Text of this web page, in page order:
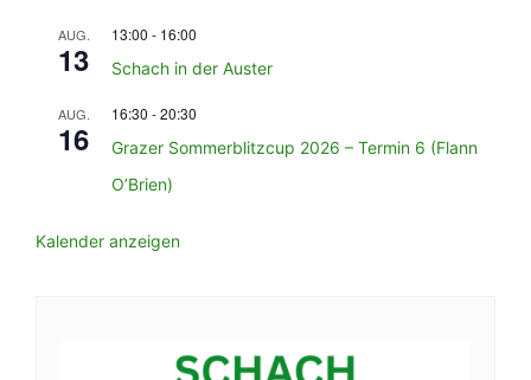
AUG.
13
13:00 - 16:00
Schach in der Auster
AUG.
16
16:30 -20:30
Grazer Sommerblitzcup 2026 – Termin 6 (Flann
O’Brien)
Kalender anzeigen